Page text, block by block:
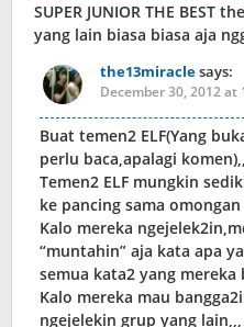
SUPER JUNIOR THE BEST
yang lain biasa biasa aja
the13miraclesays:
December 30, 2012 at
Buat temen2 ELF(Yang
perlu baca,apalagi
Temen2 ELF mungkin
ke pancing sama
Kalo mereka
“muntahin” aja kata apa
semua kata2 yang
Kalo mereka mau
ngejelekin grup yang